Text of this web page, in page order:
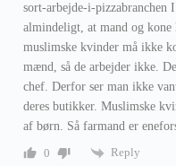
sort-arbejde-i-pizzabranchen
almindeligt, at mand og
muslimske kvinder må ikke
mænd, så de arbejder ikke.
chef. Derfor ser man ikke
deres butikker. Muslimske
af børn. Så farmand er
0
Reply